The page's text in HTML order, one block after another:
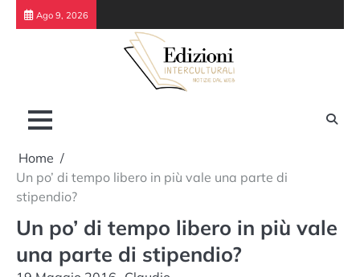
Skip
Ago 9, 2026
Home
Un po’ di tempo libero in più vale una parte di
stipendio?
Un po’ di tempo libero in più vale
una parte di stipendio?